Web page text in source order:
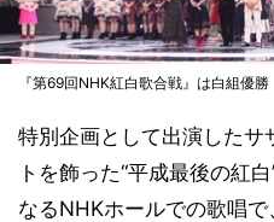
『第69回NHK紅白歌合戦』は白組優
特別企画として出演したサ
トを飾った“平成最後の紅
なるNHKホールでの歌唱